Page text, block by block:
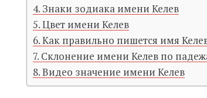
Знаки зодиака имени Келев
Цвет имени Келев
Как правильно пишется имя
Склонение имени Келев по
Видео значение имени Келев